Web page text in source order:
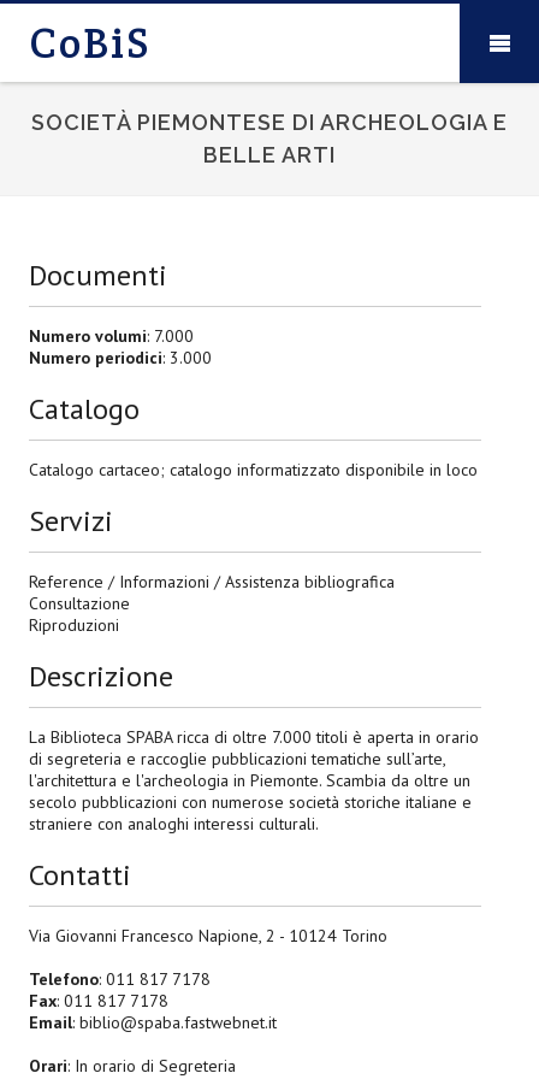
CoBiS
SOCIETÀ PIEMONTESE DI ARCHEOLOGIA E
BELLE ARTI
Documenti
Numero volumi: 7.000
Numero periodici: 3.000
Catalogo
Catalogo cartaceo; catalogo informatizzato disponibile in loco
Servizi
Reference / Informazioni / Assistenza bibliografica
Consultazione
Riproduzioni
Descrizione
La Biblioteca SPABA ricca di oltre 7.000 titoli è aperta in orario
di segreteria e raccoglie pubblicazioni tematiche sull’arte,
l'architettura e l'archeologia in Piemonte. Scambia da oltre un
secolo pubblicazioni con numerose società storiche italiane e
straniere con analoghi interessi culturali.
Contatti
Via Giovanni Francesco Napione, 2 - 10124 Torino
Telefono: 011 817 7178
Fax: 011 817 7178
Email: biblio@spaba.fastwebnet.it
Orari: In orario di Segreteria